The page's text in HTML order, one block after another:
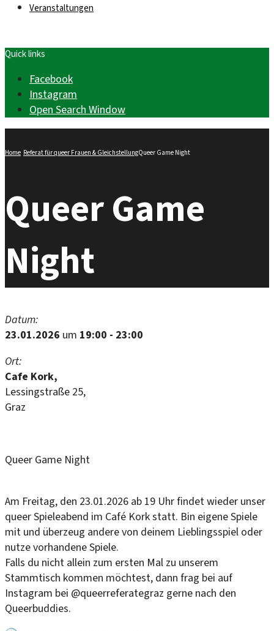
Veranstaltungen
Quick links
Facebook
Instagram
Open Search Window
Home Referat für queer Frauen & GleichstellungQueer Game Night
Queer Game
Night
Datum:
23.01.2026 um 19:00 - 23:00
Ort:
Cafe Kork,
Lessingstraße 25,
Graz
Queer Game Night
Am Freitag, den 23.01.2026 ab 19 Uhr findet wieder unser
queer Spieleabend im Café Kork statt. Bin eigene Spiele
mit und überzeug andere von deinem Lieblingsspiel oder
nutze vorhandene Spiele.
Falls du nicht allein zum ersten Mal zu unserem
Stammtisch kommen möchtest, dann frag bei auf
Instagram bei @queerreferategraz gerne nach den
Queerbuddies.